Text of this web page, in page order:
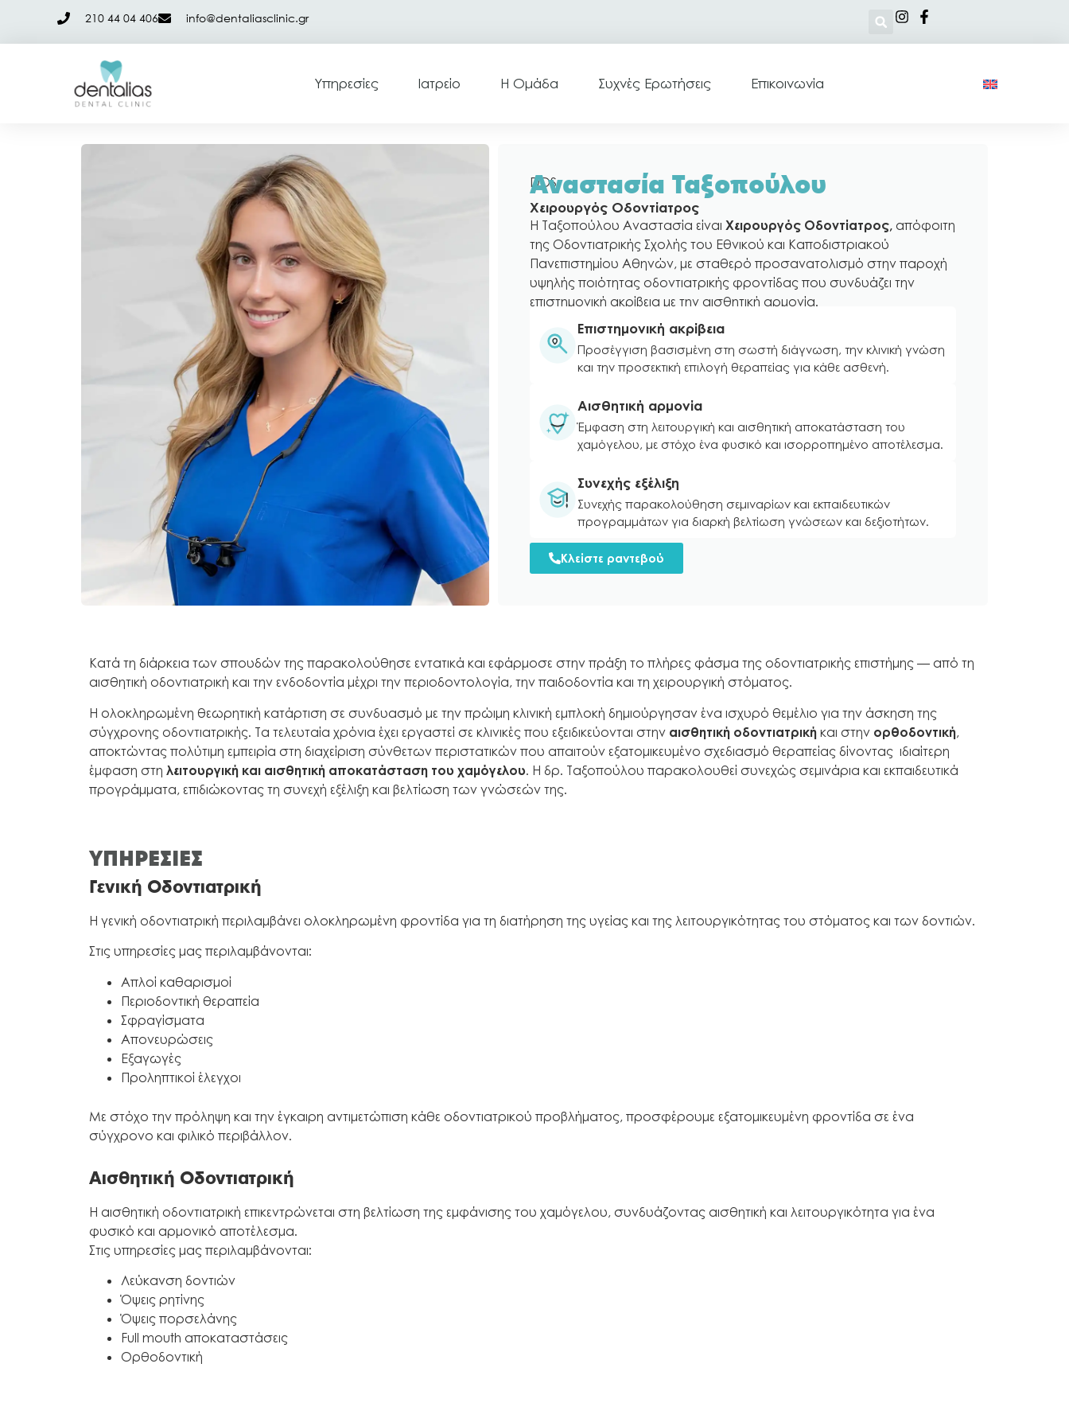
210 44 04 406 info@dentaliasclinic.gr
Υπηρεσίες Ιατρείο Η Ομάδα Συχνές Ερωτήσεις Επικοινωνία
DDS
Αναστασία Ταξοπούλου
Χειρουργός Οδοντίατρος
Η Ταξοπούλου Αναστασία είναιXειρουργός Oδοντίατρος,απόφοιτη
της Οδοντιατρικής Σχολής του Εθνικού και Καποδιστριακού
Πανεπιστημίου Αθηνών, με σταθερό προσανατολισμό στην παροχή
υψηλής ποιότητας οδοντιατρικής φροντίδας που συνδυάζει την
επιστημονική ακρίβεια με την αισθητική αρμονία.
Επιστημονική ακρίβεια
Προσέγγιση βασισμένη στη σωστή διάγνωση, την κλινική γνώση
και την προσεκτική επιλογή θεραπείας για κάθε ασθενή.
Αισθητική αρμονία
Έμφαση στη λειτουργική και αισθητική αποκατάσταση του
χαμόγελου, με στόχο ένα φυσικό και ισορροπημένο αποτέλεσμα.
Συνεχής εξέλιξη
Συνεχής παρακολούθηση σεμιναρίων και εκπαιδευτικών
προγραμμάτων για διαρκή βελτίωση γνώσεων και δεξιοτήτων.
Κλείστε ραντεβού
Κατά τη διάρκεια των σπουδών της παρακολούθησε εντατικά και εφάρμοσε στην πράξη το πλήρες φάσμα της οδοντιατρικής επιστήμης — από τη
αισθητική οδοντιατρική και την ενδοδοντία μέχρι την περιοδοντολογία, την παιδοδοντία και τη χειρουργική στόματος.
Η ολοκληρωμένη θεωρητική κατάρτιση σε συνδυασμό με την πρώιμη κλινική εμπλοκή δημιούργησαν ένα ισχυρό θεμέλιο για την άσκηση της
σύγχρονης οδοντιατρικής. Τα τελευταία χρόνια έχει εργαστεί σε κλινικές που εξειδικεύονται στην αισθητική οδοντιατρική και στην ορθοδοντική,
αποκτώντας πολύτιμη εμπειρία στη διαχείριση σύνθετων περιστατικών που απαιτούν εξατομικευμένο σχεδιασμό θεραπείας δίνοντας ιδιαίτερη
έμφαση στη λειτουργική και αισθητική αποκατάσταση του χαμόγελου. Η δρ. Ταξοπούλου παρακολουθεί συνεχώς σεμινάρια και εκπαιδευτικά
προγράμματα, επιδιώκοντας τη συνεχή εξέλιξη και βελτίωση των γνώσεών της.
ΥΠΗΡΕΣΙΕΣ
Γενική Οδοντιατρική
Η γενική οδοντιατρική περιλαμβάνει ολοκληρωμένη φροντίδα για τη διατήρηση της υγείας και της λειτουργικότητας του στόματος και των δοντιών.
Στις υπηρεσίες μας περιλαμβάνονται:
Απλοί καθαρισμοί
Περιοδοντική θεραπεία
Σφραγίσματα
Απονευρώσεις
Εξαγωγές
Προληπτικοί έλεγχοι
Με στόχο την πρόληψη και την έγκαιρη αντιμετώπιση κάθε οδοντιατρικού προβλήματος, προσφέρουμε εξατομικευμένη φροντίδα σε ένα
σύγχρονο και φιλικό περιβάλλον.
Αισθητική Οδοντιατρική
Η αισθητική οδοντιατρική επικεντρώνεται στη βελτίωση της εμφάνισης του χαμόγελου, συνδυάζοντας αισθητική και λειτουργικότητα για ένα
φυσικό και αρμονικό αποτέλεσμα.
Στις υπηρεσίες μας περιλαμβάνονται:
Λεύκανση δοντιών
Όψεις ρητίνης
Όψεις πορσελάνης
Full mouth αποκαταστάσεις
Ορθοδοντική